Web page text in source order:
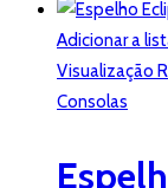
Adicionar a
Visualização
Consolas